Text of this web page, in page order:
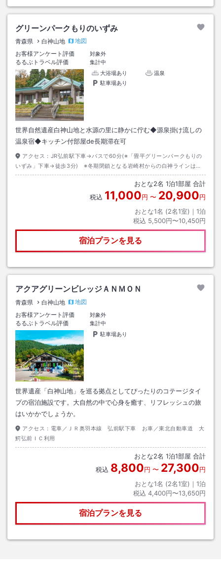
グリーンパークもりのいずみ
青森県 白神山地
地図
お客様アンケート評価
対象外
るるぶトラベル評価
集計中
大浴場あり
温泉
駐車場あり
世界自然遺産白神山地と水源の里に静かに佇む◆源泉掛け流しの
温泉宿◆キッチン付部屋de長期滞在可
アクセス： JR弘前駅下車→バスで60分(※「畳平グリーンパークもりの
いずみ」下車→徒歩3分) ※冬期閉鎖となる岩崎村からの白神ラインは、
所要時間約2時間50分(※未舗装のため、ご注意ください)
おとな2名 1泊1部屋 合計
税込 11,000円 〜 20,900円
おとな1名 (2名1室)｜ 1泊
税込 5,500円〜10,450円
宿泊プランを見る
アクアグリーンビレッジＡＮＭＯＮ
青森県 白神山地
地図
お客様アンケート評価
対象外
るるぶトラベル評価
集計中
駐車場あり
世界遺産「白神山地」を巡る拠点としてぴったりのコテージタイ
プの宿泊施設です。大自然の中で心身を癒す、リフレッシュの旅
はいかかでしょうか。
アクセス： 電車／ＪＲ奥羽本線 弘前駅下車 お車／東北自動車道 大
鰐弘前ＩＣ利用
おとな2名 1泊1部屋 合計
税込 8,800円 〜 27,300円
おとな1名 (2名1室)｜ 1泊
税込 4,400円〜13,650円
宿泊プランを見る